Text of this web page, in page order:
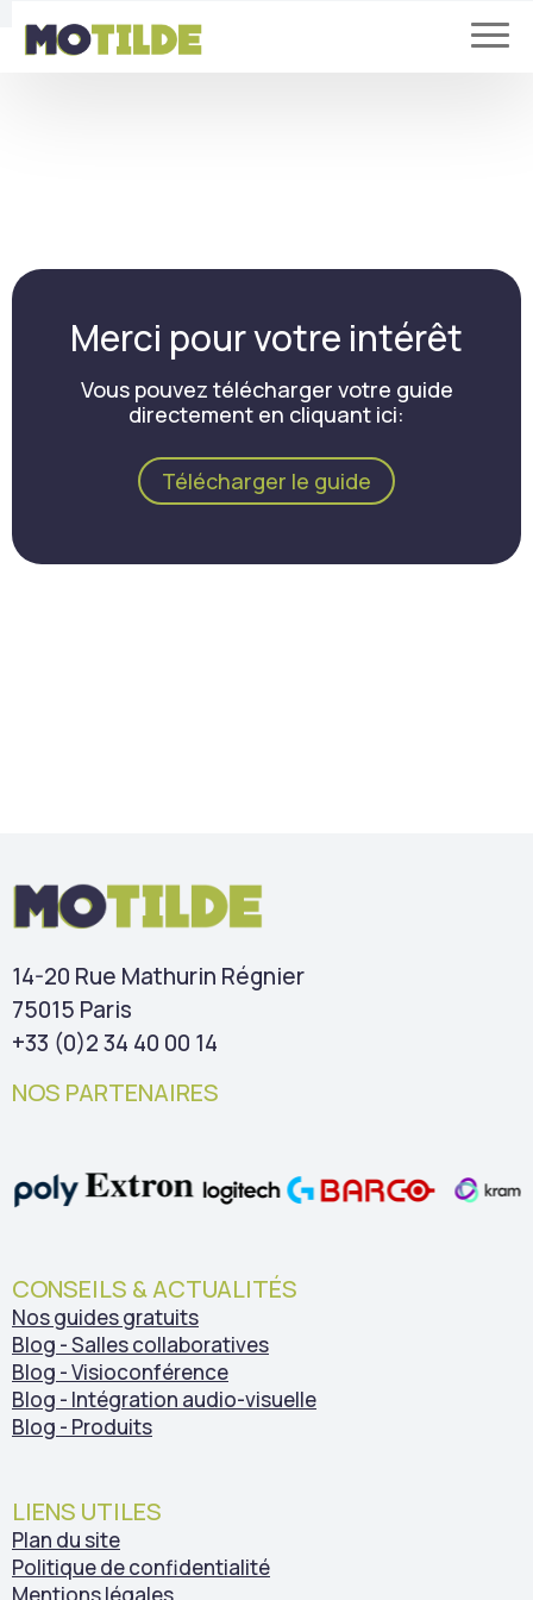
Merci pour votre intérêt
Vous pouvez télécharger votre guide
directement en cliquant ici:
Télécharger le guide
14-20 Rue Mathurin Régnier
75015 Paris
+33 (0)2 34 40 00 14
NOS PARTENAIRES
CONSEILS & ACTUALITÉS
Nos guides gratuits
Blog - Salles collaboratives
Blog - Visioconférence
Blog - Intégration audio-visuelle
Blog - Produits
LIENS UTILES
Plan du site
Politique de confidentialité
Mentions légales